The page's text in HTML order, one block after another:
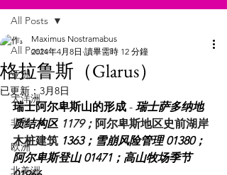
All Posts
亚洲
大洋洲
非洲
欧洲
北美洲
All Posts
格拉鲁斯（Glarus）
Maximus Nostramabus
2024年4月8日 讀畢需時 12 分鐘
已更新：3月8日
瑞士阿尔卑斯山的形成 - 瑞士萨多纳地
质结构区 1179； 阿尔卑斯地区史前湖岸
木桩建筑 1363；雪崩风险管理 01380；
阿尔卑斯登山 01471；高山牧场季节